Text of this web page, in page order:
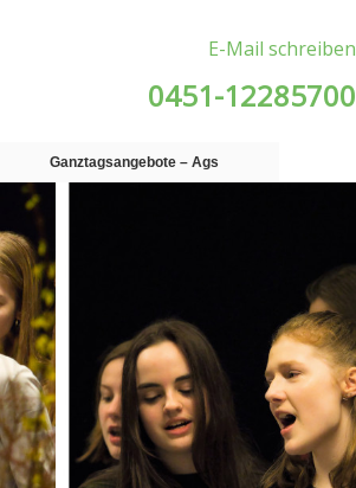
E-Mail schreiben
0451-12285700
Ganztagsangebote – Ags